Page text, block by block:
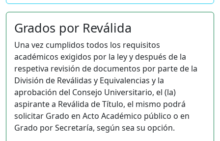
Grados por Reválida
Una vez cumplidos todos los requisitos
académicos exigidos por la ley y después de la
respetiva revisión de documentos por parte de la
División de Reválidas y Equivalencias y la
aprobación del Consejo Universitario, el (la)
aspirante a Reválida de Título, el mismo podrá
solicitar Grado en Acto Académico público o en
Grado por Secretaría, según sea su opción.